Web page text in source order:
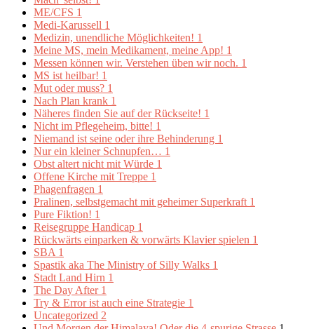
ME/CFS 1
Medi-Karussell 1
Medizin, unendliche Möglichkeiten! 1
Meine MS, mein Medikament, meine App! 1
Messen können wir. Verstehen üben wir noch. 1
MS ist heilbar! 1
Mut oder muss? 1
Nach Plan krank 1
Näheres finden Sie auf der Rückseite! 1
Nicht im Pflegeheim, bitte! 1
Niemand ist seine oder ihre Behinderung 1
Nur ein kleiner Schnupfen… 1
Obst altert nicht mit Würde 1
Offene Kirche mit Treppe 1
Phagenfragen 1
Pralinen, selbstgemacht mit geheimer Superkraft 1
Pure Fiktion! 1
Reisegruppe Handicap 1
Rückwärts einparken & vorwärts Klavier spielen 1
SBA 1
Spastik aka The Ministry of Silly Walks 1
Stadt Land Hirn 1
The Day After 1
Try & Error ist auch eine Strategie 1
Uncategorized 2